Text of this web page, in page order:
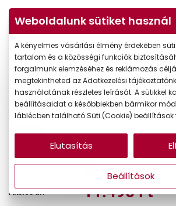
Virtuális próba
-50%
22.990 Ft
Akciós ár: 11.495 Ft
Weboldalunk sütiket használ
A kényelmes vásárlási élmény érdekében
tartalom és a közösségi funkciók
forgalmunk elemzéséhez és reklámozás
megtekintheted az Adatkezelési
használatának részletes leírását. A sütikkel
beállításaidat a későbbiekben bármikor
láblécben található Süti (Cookie) beállítások
Beállítások
Elutasítás